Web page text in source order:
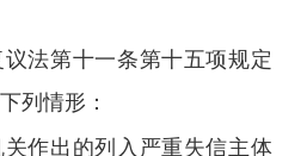
法第十一条第十五项规定
列情形：
关作出的列入严重失信主体